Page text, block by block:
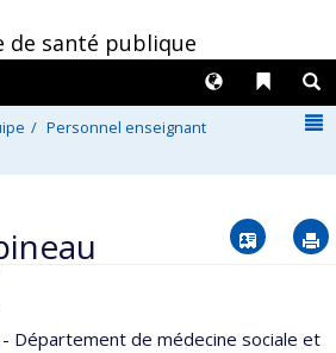
de santé publique
Liens
Langues
Personnel enseignant
Vcard
Département de médecine sociale et